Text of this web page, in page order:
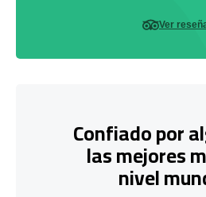
Ver
Confiado por
las mejores
nivel